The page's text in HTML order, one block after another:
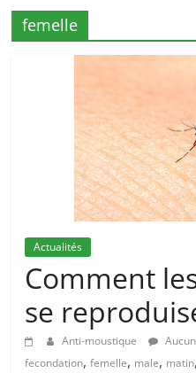
femelle
Actualités
Comment
se
Anti-moustique
fecondation,femelle, male, matin,